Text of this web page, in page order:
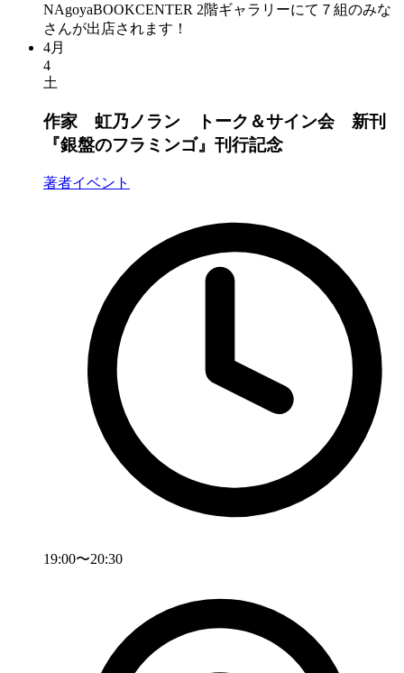
NAgoyaBOOKCENTER 2階ギャラリーにて７組のみな
さんが出店されます！
4月
4
土
作家 虹乃ノラン トーク＆サイン会 新刊
『銀盤のフラミンゴ』刊行記念
著者イベント
19:00〜20:30